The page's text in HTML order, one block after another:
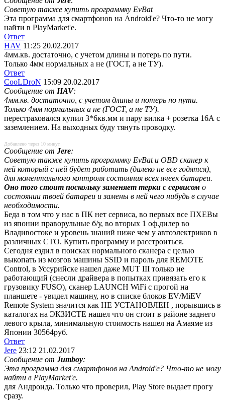
Советую также купить программку EvBat
Эта программа для смартфонов на Android'е? Что-то не могу
найти в PlayMarket'е.
Ответ
HAV 11:25 20.02.2017
4мм.кв. достаточно, с учетом длины и потерь по пути.
Только 4мм нормальных а не (ГОСТ, а не ТУ).
Ответ
CooLDroN 15:09 20.02.2017
Сообщение от HAV:
4мм.кв. достаточно, с учетом длины и потерь по пути.
Только 4мм нормальных а не (ГОСТ, а не ТУ).
перестраховался купил 3*6кв.мм и пару вилка + розетка 16А с
заземлением. На выходных буду тянуть проводку.
Добавлено через 10 минут
Сообщение от Jere:
Советую также купить программку EvBat и OBD сканер к
ней который с ней будет работать (далеко не все годятся),
для моментального контроля состояния всех ячеек батареи.
Оно того стоит поскольку заменяет терки с сервисом о
состоянии твоей батареи и замены в ней чего нибудь в случае
необходимости.
Беда в том что у нас в ПК нет сервиса, во первых все ПХЕВы
из японии праворульные б/у, во вторых 1 оф.дилер во
Владивостоке и уровень знаний ниже чем у автоэлектриков в
различных СТО. Купить программу и расстроиться.
Сегодня ездил в поисках нормального сканера с целью
выкопать из мозгов машины SSID и пароль для REMOTE
Control, в Уссурийске нашел даже MUT III только не
работающий (снесли драйвера в попытках привязать его к
грузовику FUSO), сканер LAUNCH WiFi с прогой на
планшете - увидел машину, но в списке блоков EV/MiEV
Remote System значится как НЕ УСТАНОВЛЕН , порывшись в
каталогах на ЭКЗИСТЕ нашел что он стоит в районе заднего
левого крыла, минимальную стоимость нашел на Амаяме из
Японии 30564руб.
Ответ
Jere 23:12 21.02.2017
Сообщение от Jumboy:
Эта программа для смартфонов на Android'е? Что-то не могу
найти в PlayMarket'е.
для Андроида. Только что проверил, Play Store выдает прогу
сразу.